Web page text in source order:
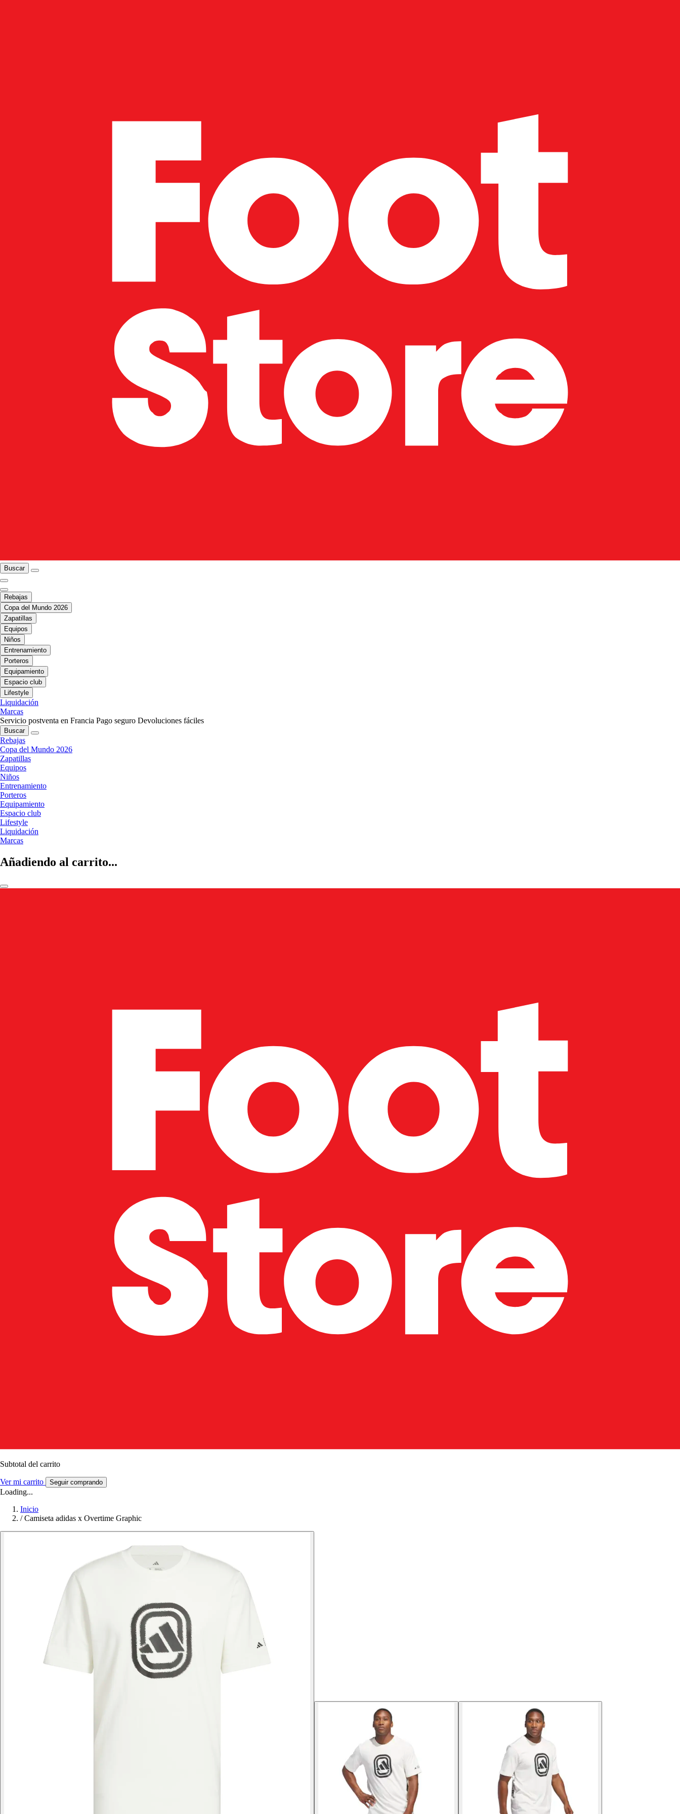
Buscar
Rebajas
Copa del Mundo 2026
Zapatillas
Equipos
Niños
Entrenamiento
Porteros
Equipamiento
Espacio club
Lifestyle
Liquidación
Marcas
Servicio postventa en Francia Pago seguro Devoluciones fáciles
Buscar
Rebajas
Copa del Mundo 2026
Zapatillas
Equipos
Niños
Entrenamiento
Porteros
Equipamiento
Espacio club
Lifestyle
Liquidación
Marcas
Añadiendo al carrito...
Subtotal del carrito
Ver mi carrito Seguir comprando
Loading...
Inicio
/ Camiseta adidas x Overtime Graphic